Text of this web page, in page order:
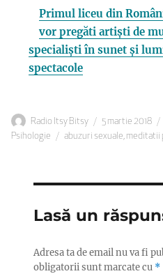
Primul liceu din
vor pregăti artiști de
specialiști în sunet și
spectacole
Autor
Radio Itsy Bitsy
Publicat
pe
5 martie 2018
Psihologie
Etichete
abuzuri sexuale, meditatii
Lasă un
Adresa ta de email nu va fi
obligatorii sunt marcate cu *